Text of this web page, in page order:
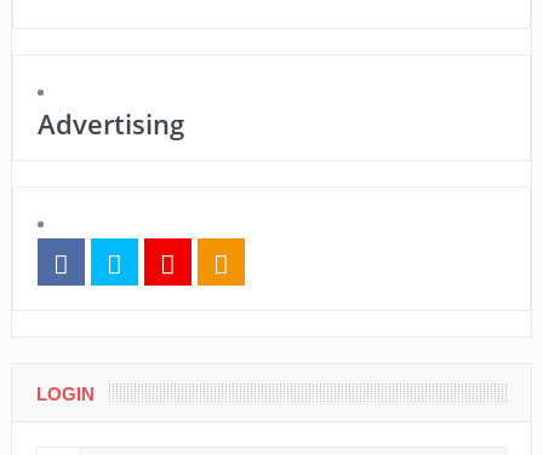
Advertising
LOGIN